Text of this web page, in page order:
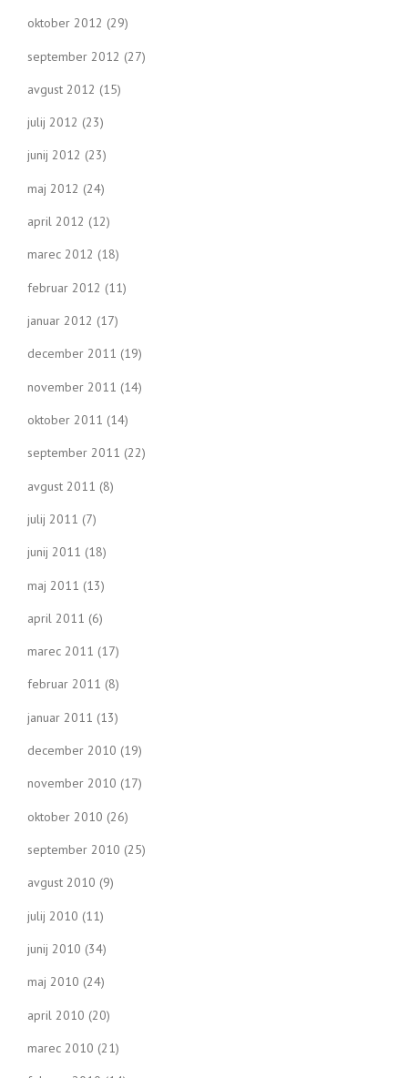
oktober 2012 (29)
september 2012 (27)
avgust 2012 (15)
julij 2012 (23)
junij 2012 (23)
maj 2012 (24)
april 2012 (12)
marec 2012 (18)
februar 2012 (11)
januar 2012 (17)
december 2011 (19)
november 2011 (14)
oktober 2011 (14)
september 2011 (22)
avgust 2011 (8)
julij 2011 (7)
junij 2011 (18)
maj 2011 (13)
april 2011 (6)
marec 2011 (17)
februar 2011 (8)
januar 2011 (13)
december 2010 (19)
november 2010 (17)
oktober 2010 (26)
september 2010 (25)
avgust 2010 (9)
julij 2010 (11)
junij 2010 (34)
maj 2010 (24)
april 2010 (20)
marec 2010 (21)